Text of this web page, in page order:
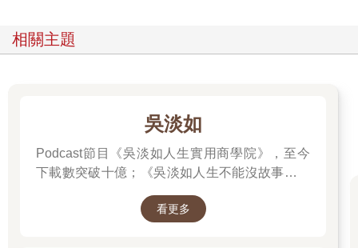
免費篩選工具，設定條件找到獲利、營收成長性高、財務表現佳
作、時間、精力都有限的投資人增加了分析的難度。
相對於篩選工具由下而上的選股方式，「賽道優先」的選股邏輯
是「由上而下」，先找到高成長產業後，以一定的標準確認其中
具備高成長性、高競爭壁壘、獲利高的優質賽道，再選擇賽道中
同一產業中，不同賽道間的公司可能為上下游，或者業務上彼此
為合作關係，投入時間研究的成果具有相關性，能產生綜效，容
相關主題
吳淡如
Podcast節目《吳淡如人生實用商學院》，至今
下載數突破十億；《吳淡如人生不能沒故事》也
讀歷史中的權力運作與人性選擇，讓看似遙遠的
看更多